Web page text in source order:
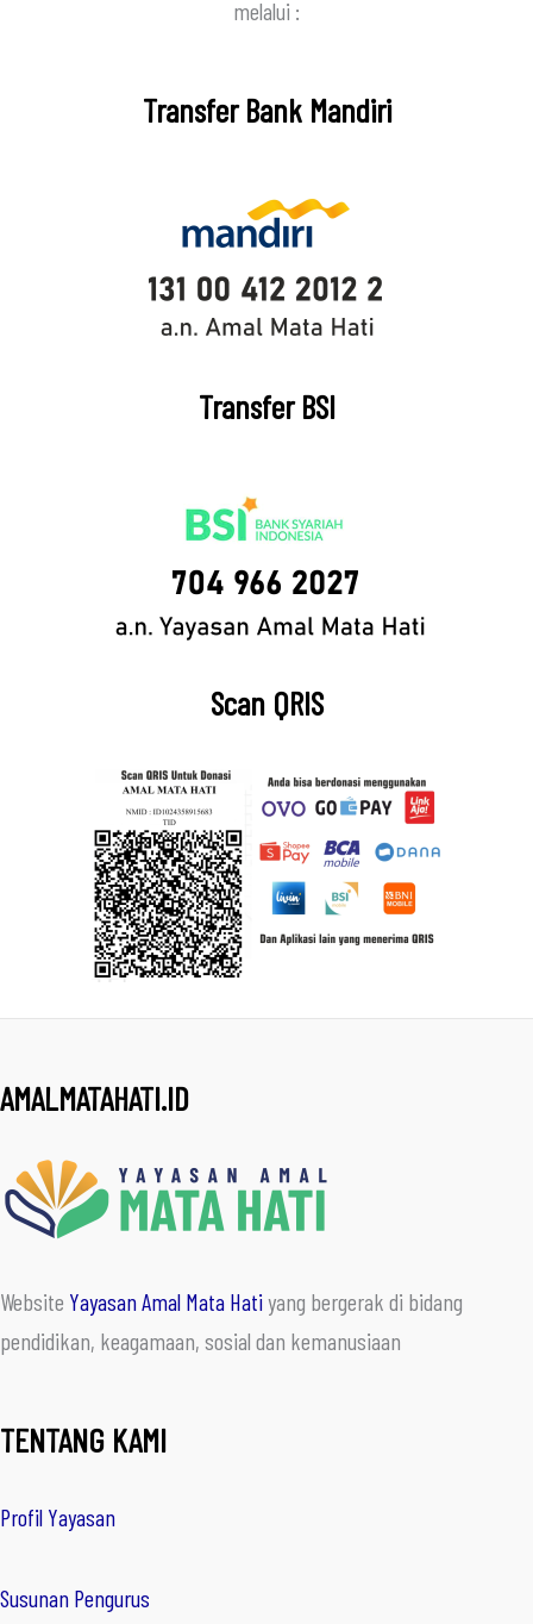
melalui :
Transfer Bank Mandiri
Transfer BSI
Scan QRIS
AMALMATAHATI.ID
Website Yayasan Amal Mata Hatiyang bergerak di bidang
pendidikan, keagamaan, sosial dan kemanusiaan
TENTANG KAMI
Profil Yayasan
Susunan Pengurus